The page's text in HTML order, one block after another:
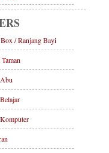
/ Ranjang Bayi